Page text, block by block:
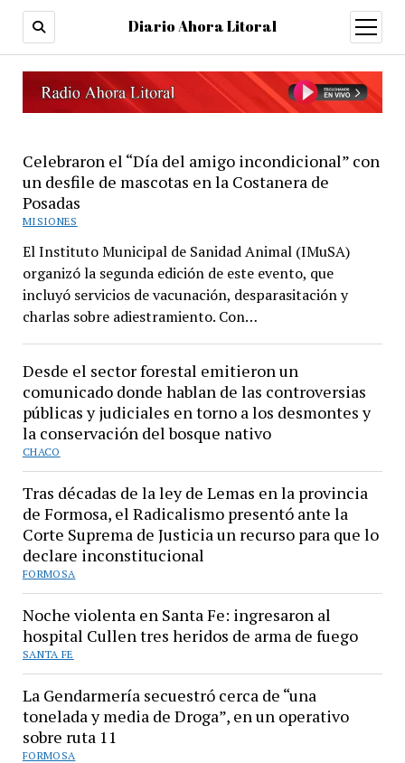
Diario Ahora Litoral
open
menu
Diario
Ahora
Litoral
Celebraron el “Día del amigo incondicional” con
un desfile de mascotas en la Costanera de
Posadas
MISIONES
El Instituto Municipal de Sanidad Animal (IMuSA)
organizó la segunda edición de este evento, que
incluyó servicios de vacunación, desparasitación y
charlas sobre adiestramiento. Con…
Desde el sector forestal emitieron un
comunicado donde hablan de las controversias
públicas y judiciales en torno a los desmontes y
la conservación del bosque nativo
CHACO
Tras décadas de la ley de Lemas en la provincia
de Formosa, el Radicalismo presentó ante la
Corte Suprema de Justicia un recurso para que lo
declare inconstitucional
FORMOSA
Noche violenta en Santa Fe: ingresaron al
hospital Cullen tres heridos de arma de fuego
SANTA FE
La Gendarmería secuestró cerca de “una
tonelada y media de Droga”, en un operativo
sobre ruta 11
FORMOSA